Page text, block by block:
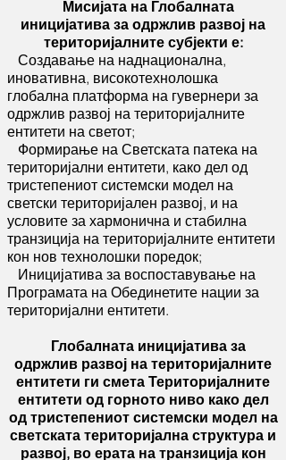
Мисијата на Глобалната
иницијатива за одржлив развој на
територијалните субјекти е:
Создавање на наднационална,
иновативна, високотехнолошка
глобална платформа на гувернери за
одржлив развој на територијалните
ентитети на светот;
Формирање на Светската патека на
територијални ентитети, како дел од
тристепениот системски модел на
светски територијален развој, и на
условите за хармонична и стабилна
транзиција на територијалните ентитети
кон нов технолошки поредок;
Иницијатива за воспоставување на
Програмата на Обединетите нации за
територијални ентитети.
Глобалната иницијатива за
одржлив развој на територијалните
ентитети ги смета Територијалните
ентитети од горното ниво како дел
од тристепениот системски модел на
светската територијална структура и
развој, во ерата на транзиција кон